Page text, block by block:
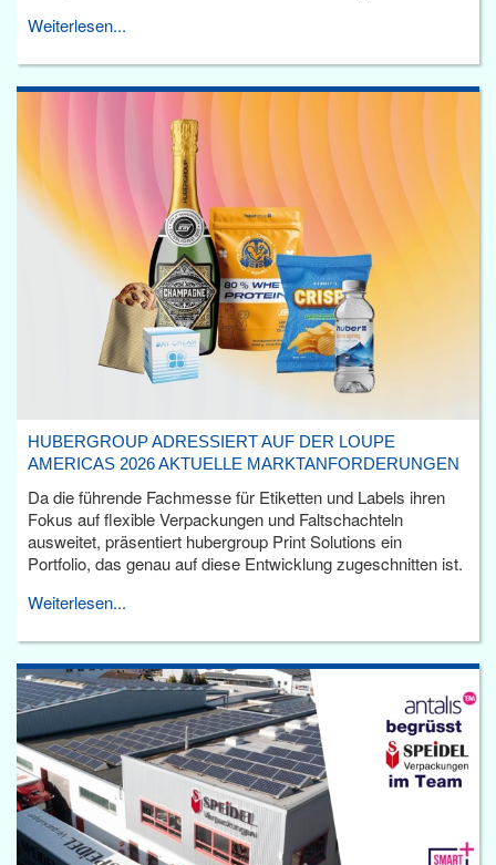
Weiterlesen...
HUBERGROUP ADRESSIERT AUF DER LOUPE
AMERICAS 2026 AKTUELLE MARKTANFORDERUNGEN
Da die führende Fachmesse für Etiketten und Labels ihren
Fokus auf flexible Verpackungen und Faltschachteln
ausweitet, präsentiert hubergroup Print Solutions ein
Portfolio, das genau auf diese Entwicklung zugeschnitten ist.
Weiterlesen...